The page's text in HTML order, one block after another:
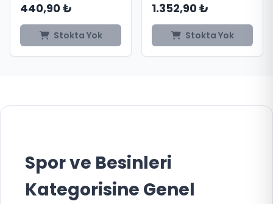
440,90 ₺
Stokta Yok
1.352,90 ₺
Stokta Yok
Spor ve Besinleri
Kategorisine Genel